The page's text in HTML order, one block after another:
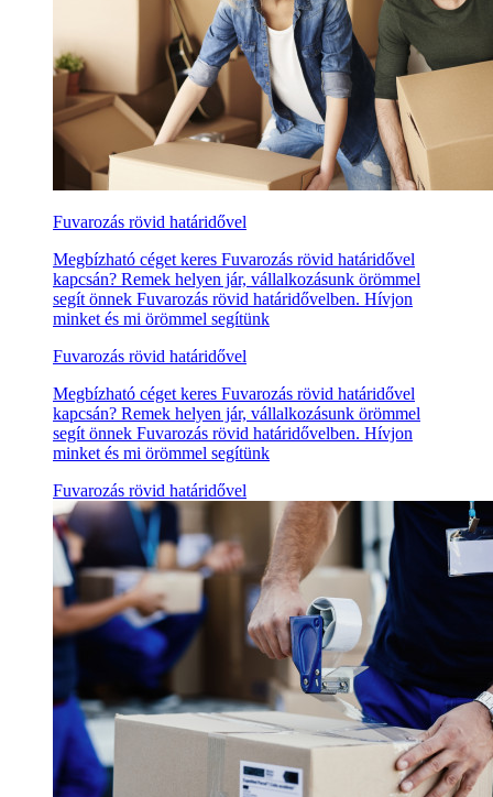
Fuvarozás rövid határidővel
Megbízható céget keres Fuvarozás rövid határidővel
kapcsán? Remek helyen jár, vállalkozásunk örömmel
segít önnek Fuvarozás rövid határidővelben. Hívjon
minket és mi örömmel segítünk
Fuvarozás rövid határidővel
Megbízható céget keres Fuvarozás rövid határidővel
kapcsán? Remek helyen jár, vállalkozásunk örömmel
segít önnek Fuvarozás rövid határidővelben. Hívjon
minket és mi örömmel segítünk
Fuvarozás rövid határidővel